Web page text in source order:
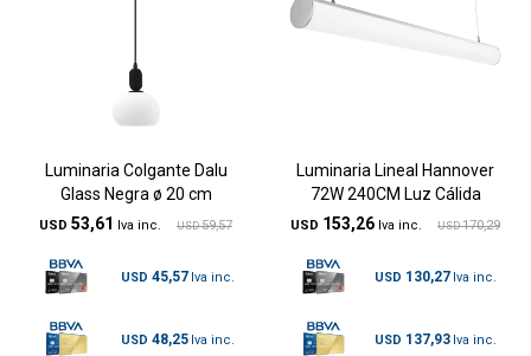
Luminaria Colgante Dalu
Glass Negra ø 20 cm
USD 53,61 USD 59,57
USD 45,57
USD 48,25
Luminaria Lineal Hannover
72W 240CM Luz Cálida
USD 153,26 USD 170,29
USD 130,27
USD 137,93